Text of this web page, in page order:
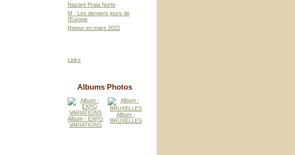
Nazaré Praia Norte
M - Les derniers jours de
l'Europe
Retour en mars 2022
Links
Albums Photos
Album - EXPO
VARIATIONS
Album -
BRUXELLES